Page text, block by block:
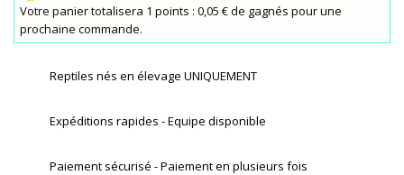
Votre panier totalisera 1 points : 0,05 € de gagnés pour une
prochaine commande.
Reptiles nés en élevage UNIQUEMENT
Expéditions rapides - Equipe disponible
Paiement sécurisé - Paiement en plusieurs fois